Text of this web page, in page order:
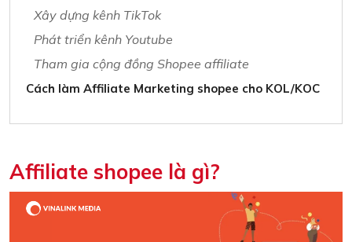
Xây dựng kênh TikTok
Phát triển kênh Youtube
Tham gia cộng đồng Shopee affiliate
Cách làm Affiliate Marketing shopee cho KOL/KOC
Affiliate shopee là gì?